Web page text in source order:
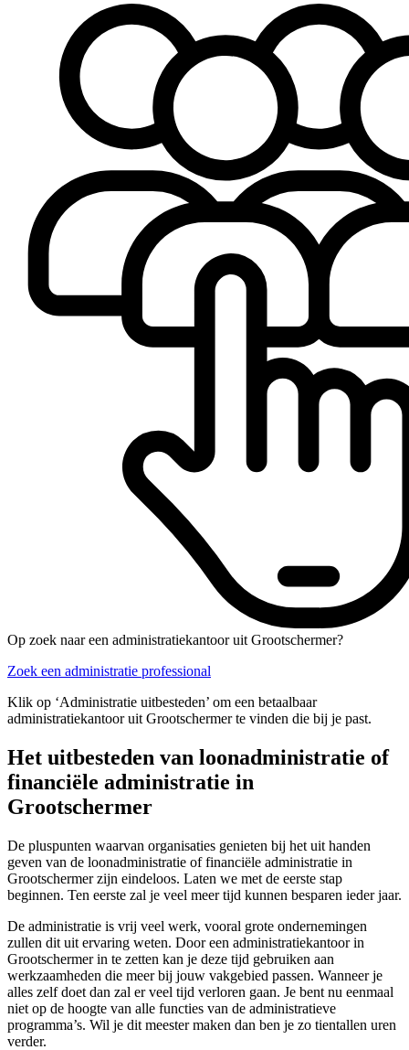
Op zoek naar een administratiekantoor uit Grootschermer?
Zoek een administratie professional
Klik op ‘Administratie uitbesteden’ om een betaalbaar
administratiekantoor uit Grootschermer te vinden die bij je past.
Het uitbesteden van loonadministratie of
financiële administratie in
Grootschermer
De pluspunten waarvan organisaties genieten bij het uit handen
geven van de loonadministratie of financiële administratie in
Grootschermer zijn eindeloos. Laten we met de eerste stap
beginnen. Ten eerste zal je veel meer tijd kunnen besparen ieder jaar.
De administratie is vrij veel werk, vooral grote ondernemingen
zullen dit uit ervaring weten. Door een administratiekantoor in
Grootschermer in te zetten kan je deze tijd gebruiken aan
werkzaamheden die meer bij jouw vakgebied passen. Wanneer je
alles zelf doet dan zal er veel tijd verloren gaan. Je bent nu eenmaal
niet op de hoogte van alle functies van de administratieve
programma’s. Wil je dit meester maken dan ben je zo tientallen uren
verder.